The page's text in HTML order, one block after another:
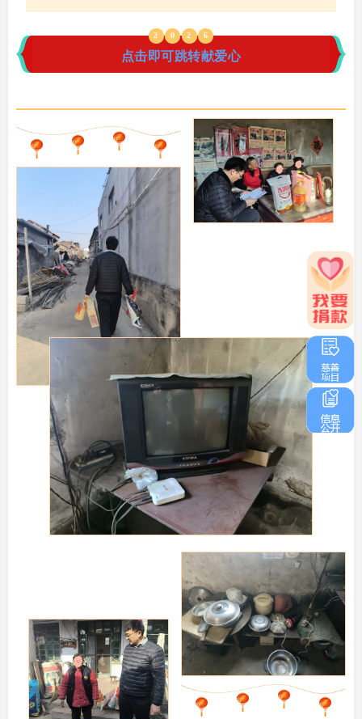
2 0 2 6
点击即可跳转献爱心